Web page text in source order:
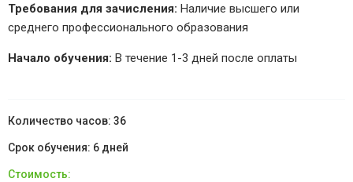
Требования для зачисления: Наличие высшего или
среднего профессионального образования
Начало обучения: В течение 1-3 дней после оплаты
36
6 дней